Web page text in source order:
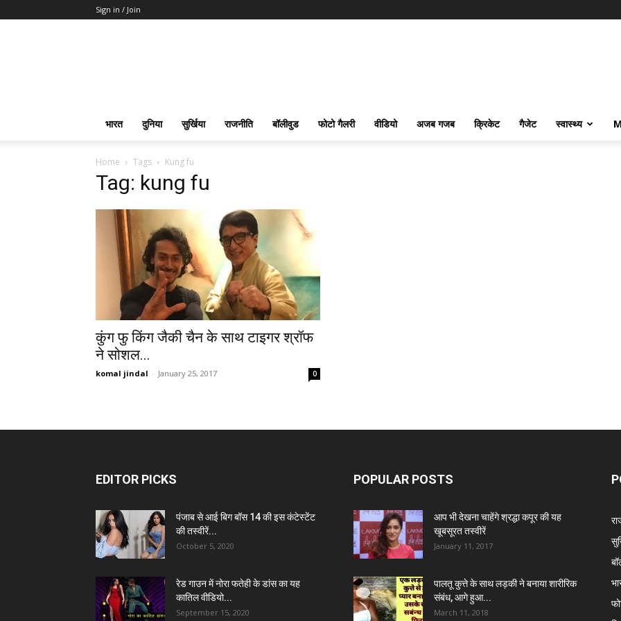
Sign in / Join
भारत दुनिया सुर्खिया राजनीति बॉलीवुड फोटो गैलरी वीडियो अजब गजब क्रिकेट गैजेट स्वास्थ्य
Home Tags Kung fu
Tag: kung fu
कुंग फु किंग जैकी चैन के साथ टाइगर श्रॉफ
ने सोशल...
komal jindal - January 25, 2017 0
EDITOR PICKS
पंजाब से आई बिग बॉस 14 की इस कंटेस्टेंट
की तस्वीरें...
October 5, 2020
रेड गाउन में नोरा फतेही के डांस का यह
कातिल वीडियो...
September 15, 2020
POPULAR POSTS
आप भी देखना चाहेंगे श्रद्धा कपूर की यह
खूबसूरत तस्वीरें
January 11, 2017
पालतू कुत्ते के साथ लड़की ने बनाया शारीरिक
संबंध, आगे हुआ...
March 11, 2018